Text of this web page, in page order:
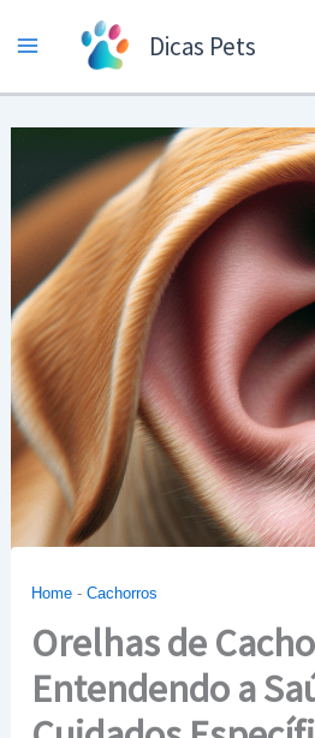
para
o
conteúdo
Dicas Pets
Home -Cachorros
Orelhas de
Entendendo a